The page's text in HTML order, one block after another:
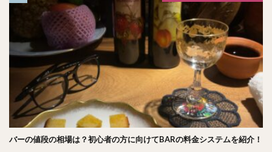
バーの値段の相場は？初心者の方に向けてBARの料金システムを紹介！